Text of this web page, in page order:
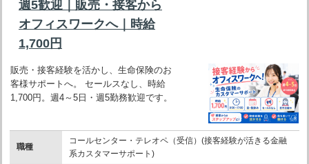
週5歓迎｜販売・接客から
オフィスワークへ｜時給
1,700円
販売・接客経験を活かし、生命保険のお
客様サポートへ。 セールスなし、時給
1,700円。週4～5日・週5勤務歓迎です。
職種
コールセンター・テレオペ（受信）(接客経験が活きる金融
系カスタマーサポート)